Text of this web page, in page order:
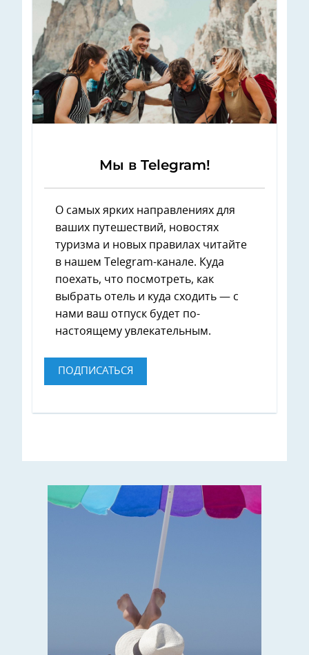
Мы в Telegram!
О самых ярких направлениях для
ваших путешествий, новостях
туризма и новых правилах читайте
в нашем Telegram-канале. Куда
поехать, что посмотреть, как
выбрать отель и куда сходить — с
нами ваш отпуск будет по-
настоящему увлекательным.
ПОДПИСАТЬСЯ